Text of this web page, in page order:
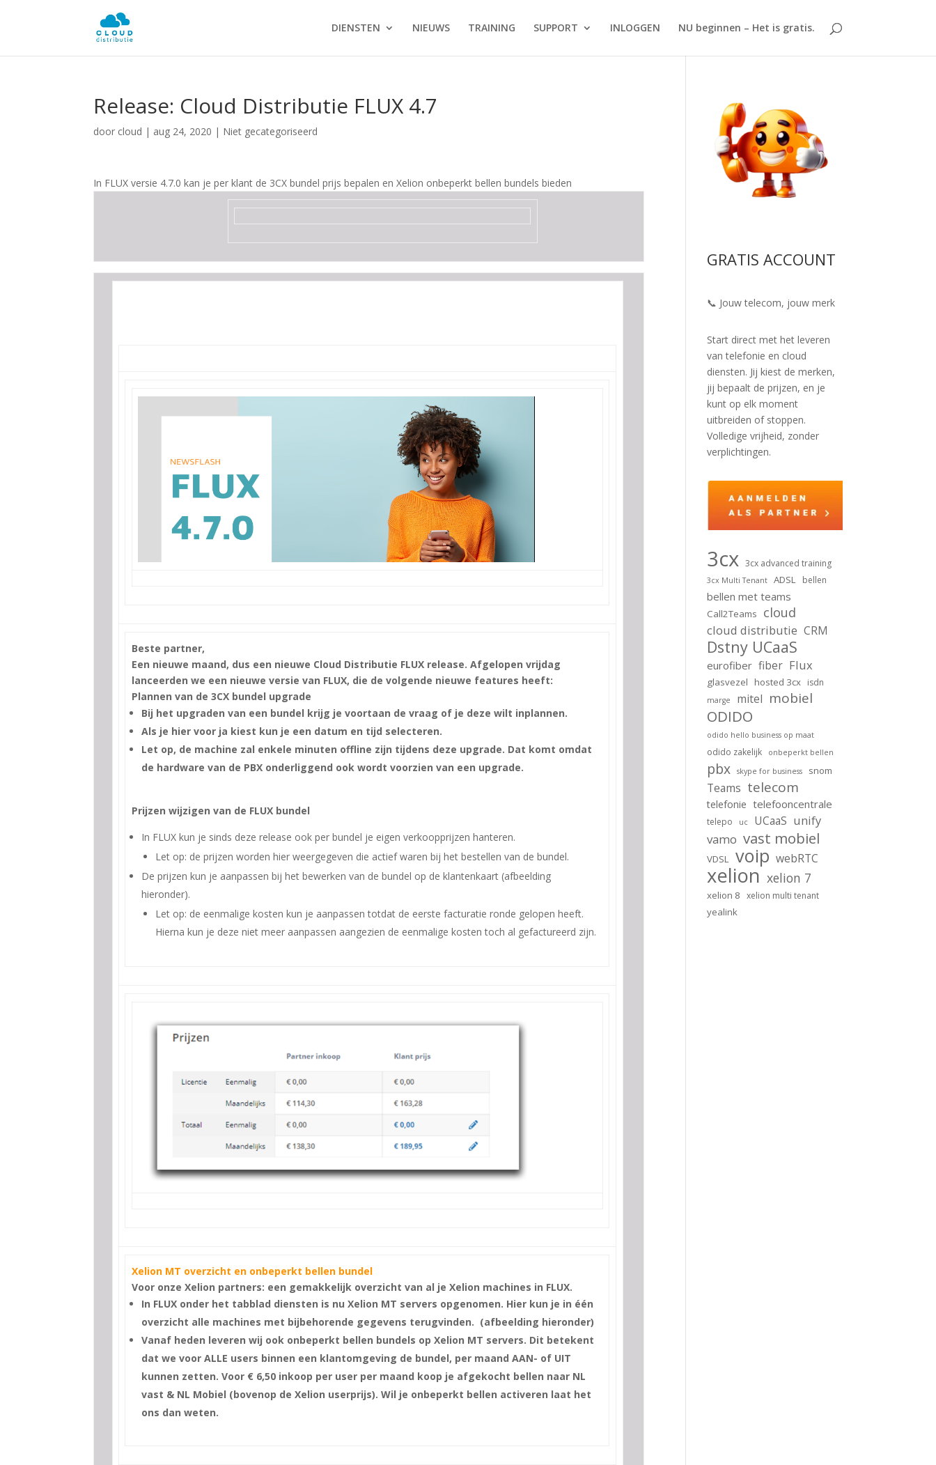
DIENSTEN NIEUWS TRAINING SUPPORT INLOGGEN NU beginnen – Het is gratis.
Release: Cloud Distributie FLUX 4.7
door cloud | aug 24, 2020 | Niet gecategoriseerd
In FLUX versie 4.7.0 kan je per klant de 3CX bundel prijs bepalen en Xelion onbeperkt bellen bundels bieden
Beste partner,
Een nieuwe maand, dus een nieuwe Cloud Distributie FLUX release. Afgelopen vrijdag
lanceerden we een nieuwe versie van FLUX, die de volgende nieuwe features heeft:
Plannen van de 3CX bundel upgrade
Bij het upgraden van een bundel krijg je voortaan de vraag of je deze wilt inplannen.
Als je hier voor ja kiest kun je een datum en tijd selecteren.
Let op, de machine zal enkele minuten offline zijn tijdens deze upgrade. Dat komt omdat
de hardware van de PBX onderliggend ook wordt voorzien van een upgrade.
Prijzen wijzigen van de FLUX bundel
In FLUX kun je sinds deze release ook per bundel je eigen verkoopprijzen hanteren.
Let op: de prijzen worden hier weergegeven die actief waren bij het bestellen van de bundel.
De prijzen kun je aanpassen bij het bewerken van de bundel op de klantenkaart (afbeelding
hieronder).
Let op: de eenmalige kosten kun je aanpassen totdat de eerste facturatie ronde gelopen heeft.
Hierna kun je deze niet meer aanpassen aangezien de eenmalige kosten toch al gefactureerd zijn.
Xelion MT overzicht en onbeperkt bellen bundel
Voor onze Xelion partners: een gemakkelijk overzicht van al je Xelion machines in FLUX.
In FLUX onder het tabblad diensten is nu Xelion MT servers opgenomen. Hier kun je in één
overzicht alle machines met bijbehorende gegevens terugvinden. (afbeelding hieronder)
Vanaf heden leveren wij ook onbeperkt bellen bundels op Xelion MT servers. Dit betekent
dat we voor ALLE users binnen een klantomgeving de bundel, per maand AAN- of UIT
kunnen zetten. Voor € 6,50 inkoop per user per maand koop je afgekocht bellen naar NL
vast & NL Mobiel (bovenop de Xelion userprijs). Wil je onbeperkt bellen activeren laat het
ons dan weten.
GRATIS ACCOUNT
📞 Jouw telecom, jouw merk
Start direct met het leveren
van telefonie en cloud
diensten. Jij kiest de merken,
jij bepaalt de prijzen, en je
kunt op elk moment
uitbreiden of stoppen.
Volledige vrijheid, zonder
verplichtingen.
3cx 3cx advanced training
3cx Multi Tenant ADSL bellen
bellen met teams
Call2Teams cloud
cloud distributie CRM
Dstny UCaaS
eurofiber fiber Flux
glasvezel hosted 3cx isdn
marge mitel mobiel
ODIDO
odido hello business op maat
odido zakelijk onbeperkt bellen
pbx skype for business snom
Teams telecom
telefonie telefooncentrale
telepo uc UCaaS unify
vamo vast mobiel
VDSL voip webRTC
xelion xelion 7
xelion 8 xelion multi tenant
yealink